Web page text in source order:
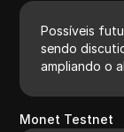
Possíveis
sendo
ampliando o
Monet Testnet